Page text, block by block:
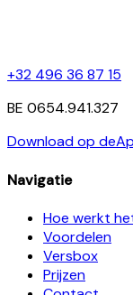
+32 496 36 87 15
BE 0654.941.327
Download op de
Navigatie
Hoe werkt
Voordelen
Versbox
Prijzen